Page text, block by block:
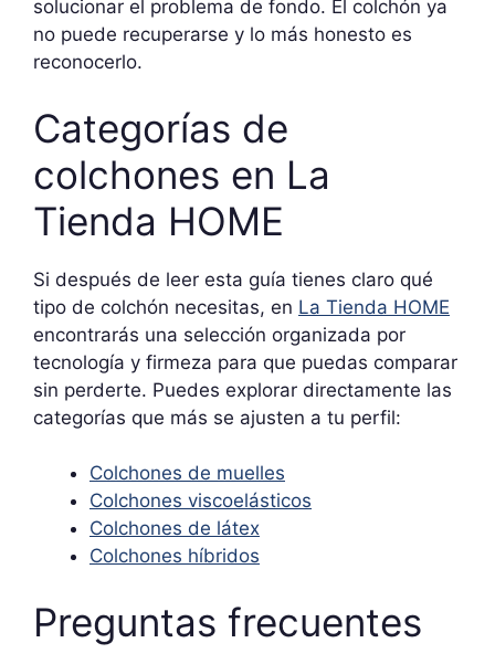
solucionar el problema de fondo. El colchón ya
no puede recuperarse y lo más honesto es
reconocerlo.
Categorías de
colchones en La
Tienda HOME
Si después de leer esta guía tienes claro qué
tipo de colchón necesitas, en La Tienda HOME
encontrarás una selección organizada por
tecnología y firmeza para que puedas comparar
sin perderte. Puedes explorar directamente las
categorías que más se ajusten a tu perfil:
Colchones de muelles
Colchones viscoelásticos
Colchones de látex
Colchones híbridos
Preguntas frecuentes